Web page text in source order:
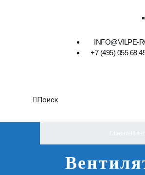
INFO@VILPE-
+7 (495) 055 68
Поиск